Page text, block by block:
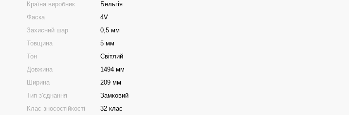
Країна виробник
Бельгія
Фаска
4V
Захисний шар
0,5 мм
Товщина
5 мм
Тон
Світлий
Довжина
1494 мм
Ширина
209 мм
Тип з'єднання
Замковий
Клас зносостійкості
32 клас